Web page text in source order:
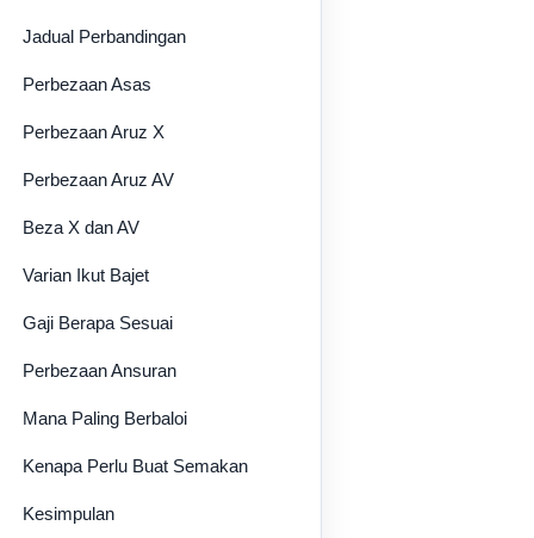
Jadual Perbandingan
Perbezaan Asas
Perbezaan Aruz X
Perbezaan Aruz AV
Beza X dan AV
Varian Ikut Bajet
Gaji Berapa Sesuai
Perbezaan Ansuran
Mana Paling Berbaloi
Kenapa Perlu Buat Semakan
Kesimpulan